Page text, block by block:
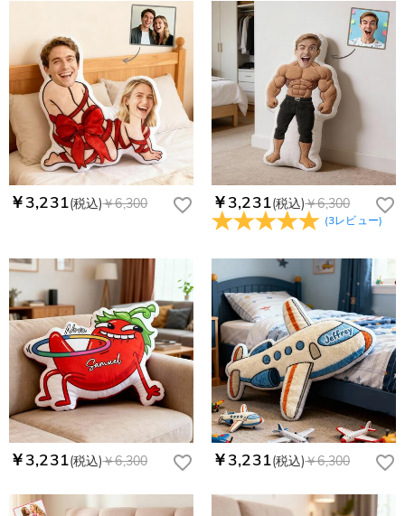
￥3,231(税込)￥6,300 ￥3,231(税込)￥6,300
(3レビュー)
￥3,231(税込)￥6,300 ￥3,231(税込)￥6,300